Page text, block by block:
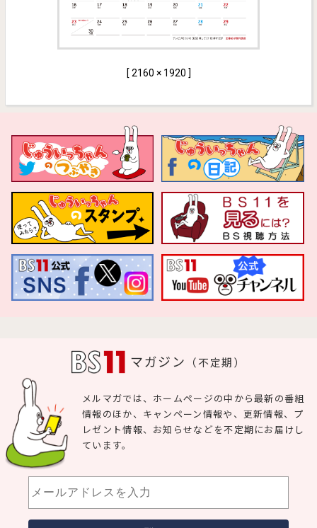
[ 2160 × 1920 ]
マガジン （不定期）
メルマガでは、ホームページの中から最新の番組
情報のほか、キャンペーン情報や、更新情報、プ
レゼント情報、お知らせなどを不定期にお届けし
ています。